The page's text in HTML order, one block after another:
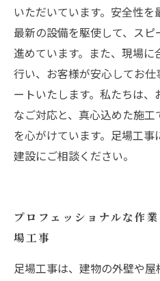
いただいています。安全性
最新の設備を駆使して、ス
進めています。また、現場
行い、お客様が安心してお
ートいたします。私たちは
なご対応と、真心込めた施
を心がけています。足場工
建設にご相談ください。
プロフェッショナルな作
場工事
足場工事は、建物の外壁や